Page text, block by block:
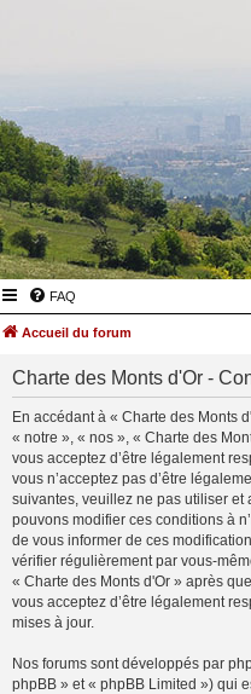
FAQ
Accueil du forum
Charte des Monts d'Or -
En accédant à « Charte des Monts
« notre », « nos », « Charte des
vous acceptez d’être légalement
vous n’acceptez pas d’être
suivantes, veuillez ne pas utiliser et
pouvons modifier ces conditions à
de vous informer de ces
vérifier régulièrement par vous-
« Charte des Monts d'Or » après
vous acceptez d’être légalement
mises à jour.
Nos forums sont développés par
phpBB » et « phpBB Limited ») qui